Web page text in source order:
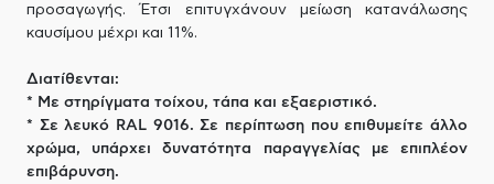
προσαγωγής. Έτσι επιτυγχάνουν μείωση κατανάλωσης
καυσίμου μέχρι και 11%.
Διατίθενται:
* Με στηρίγματα τοίχου, τάπα και εξαεριστικό.
* Σε λευκό RAL 9016. Σε περίπτωση που επιθυμείτε άλλο
χρώμα, υπάρχει δυνατότητα παραγγελίας με επιπλέον
επιβάρυνση.